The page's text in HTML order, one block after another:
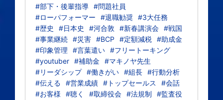
#部下・後輩指導 #問題社員
#ローパフォーマー
#退職勧奨 #3大任務
#歴史
#日本史 #河合敦 #新春講演会 #戦国
#事業継続 #災害 #BCP #定額減税 #助成金
#印象管理
#言葉遣い #フリートーキング
#youtuber #補助金
#マキノヤ先生
#リーダシップ #働きがい #組長 #行動分析
#伝える
#営業成績 #トップセールス
#会話
#お客様
#聴く #取締役会 #法規制
#監査役